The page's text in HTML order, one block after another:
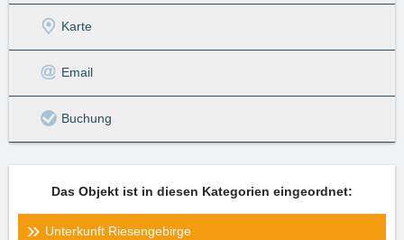
Karte
Email
Buchung
Das Objekt ist in diesen Kategorien eingeordnet:
Unterkunft Riesengebirge